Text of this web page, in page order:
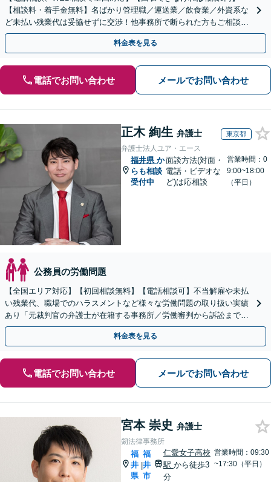
【相談料・着手金無料】名ばかり管理職／運送業／飲食業／外資系な
ど未払い残業代は妥協せずに交渉！他事務所で断られた方もご相談く
ださい。【解決事例が豊富】土曜日も電話受付しています
料金表を見る
電話でお問い合わせ メールでお問い合わせ
正木 絢生 弁護士 東京都
弁護士法人ユア・エース
福井県 か
らも相談
受付中
面談方法(対面・
電話・ビデオな
ど)は応相談
営業時間：0
9:00~18:00
（平日）
公務員の労働問題
【全国エリア対応】【初回相談無料】【電話相談可】不当解雇や未払
い残業代、職場でのハラスメントなど様々な労働問題の取り扱い実績
あり「元裁判官の弁護士が在籍する事務所／労働審判から訴訟まで、
裁判官経験を活かした最適な戦略を立案」
料金表を見る
電話でお問い合わせ メールでお問い合わせ
宮本 崇史 弁護士
剱法律事務所
福
井
県
|
福
井
市
仁愛女子高校
駅 から徒歩3
分
営業時間：09:30
~17:30（平日）